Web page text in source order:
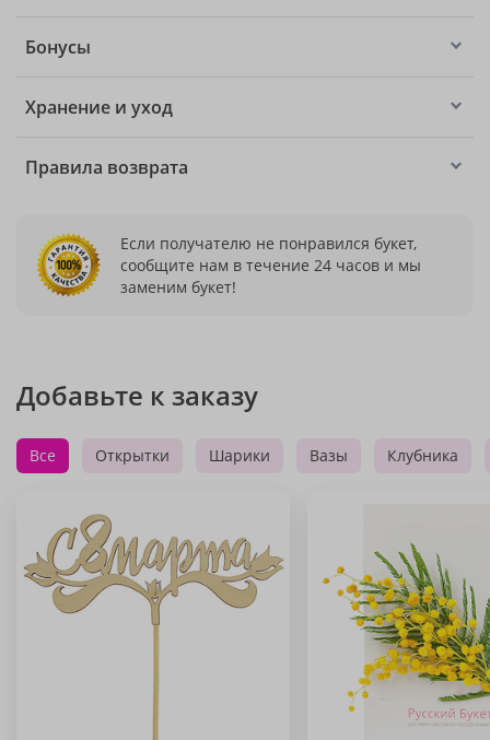
Бонусы
Хранение и уход
Правила возврата
Если получателю не понравился букет,
сообщите нам в течение 24 часов и мы
заменим букет!
Добавьте к заказу
Все Открытки Шарики Вазы Клубника